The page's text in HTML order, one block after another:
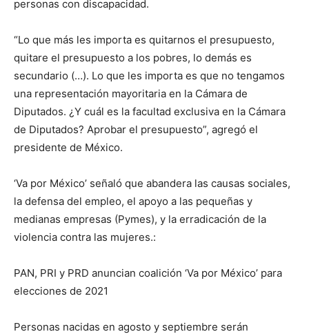
personas con discapacidad.
“Lo que más les importa es quitarnos el presupuesto,
quitare el presupuesto a los pobres, lo demás es
secundario (…). Lo que les importa es que no tengamos
una representación mayoritaria en la Cámara de
Diputados. ¿Y cuál es la facultad exclusiva en la Cámara
de Diputados? Aprobar el presupuesto”, agregó el
presidente de México.
‘Va por México’ señaló que abandera las causas sociales,
la defensa del empleo, el apoyo a las pequeñas y
medianas empresas (Pymes), y la erradicación de la
violencia contra las mujeres.:
PAN, PRI y PRD anuncian coalición ‘Va por México’ para
elecciones de 2021
Personas nacidas en agosto y septiembre serán